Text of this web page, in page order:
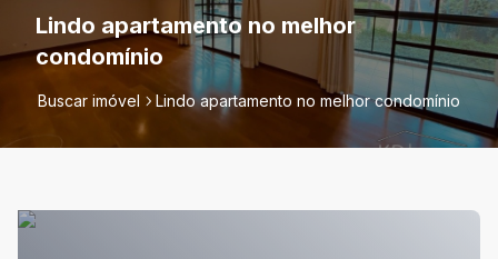
Lindo apartamento no melhor
condomínio
Buscar imóvel Lindo apartamento no melhor condomínio